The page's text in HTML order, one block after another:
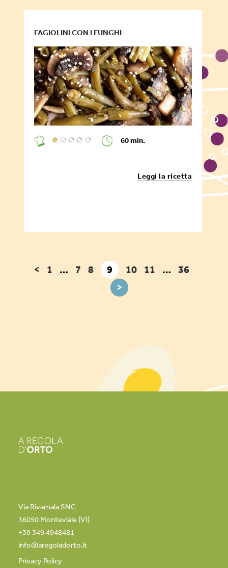
FAGIOLINI CON I FUNGHI
60 min.
Leggi la ricetta
< 1 … 7 8 9 10 11 …
36
>
Via Rivamala SNC
36050 Monteviale (VI)
+39 349 4948481
info@aregoladorto.it
Privacy Policy